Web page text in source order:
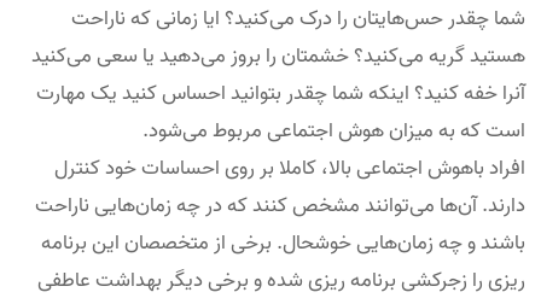
شما چقدر حس‌هایتان را درک می‌کنید؟ ایا زمانی که ناراحت
هستید گریه می‌کنید؟ خشمتان را بروز می‌دهید یا سعی می‌کنید
آنرا خفه کنید؟ اینکه شما چقدر بتوانید احساس کنید یک مهارت
است که به میزان هوش اجتماعی مربوط می‌شود.
افراد باهوش اجتماعی بالا، کاملا بر روی احساسات خود کنترل
دارند. آن‌ها می‌توانند مشخص کنند که در چه زمان‌هایی ناراحت
باشند و چه زمان‌هایی خوشحال. برخی از متخصصان این برنامه
ریزی را زجرکشی برنامه ریزی شده و برخی دیگر بهداشت عاطفی